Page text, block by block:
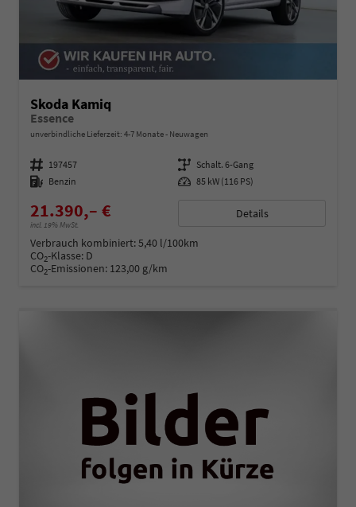
Skoda Kamiq
Essence
unverbindliche Lieferzeit: 4-7 Monate Neuwagen
Fahrzeugnummer 197457 Getriebe Schalt. 6-Gang
Kraftstoff Benzin Leistung 85 kW (116 PS)
21.390,– €
incl. 19% MwSt.
Details
Verbrauch kombiniert:5,40 l/100km
CO2-Klasse: D
CO2-Emissionen: 123,00 g/km